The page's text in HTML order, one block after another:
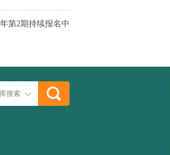
第2期持续报名中
搜索